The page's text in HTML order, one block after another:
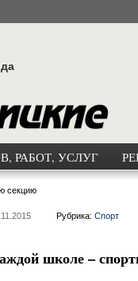
РАБОТ, УСЛУГ
секцию
Рубрика: Спорт
школе –